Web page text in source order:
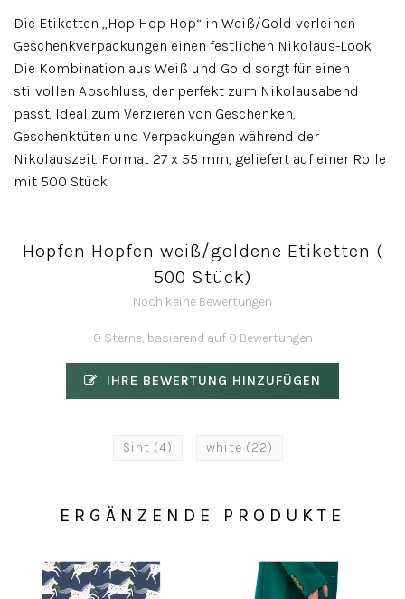
Die Etiketten „Hop Hop Hop“ in Weiß/Gold verleihen
Geschenkverpackungen einen festlichen Nikolaus-Look.
Die Kombination aus Weiß und Gold sorgt für einen
stilvollen Abschluss, der perfekt zum Nikolausabend
passt. Ideal zum Verzieren von Geschenken,
Geschenktüten und Verpackungen während der
Nikolauszeit. Format 27 x 55 mm, geliefert auf einer Rolle
mit 500 Stück.
Hopfen Hopfen weiß/goldene Etiketten (
500 Stück)
Noch keine Bewertungen
0 Sterne, basierend auf 0 Bewertungen
IHRE BEWERTUNG HINZUFÜGEN
Sint (4) white (22)
ERGÄNZENDE PRODUKTE